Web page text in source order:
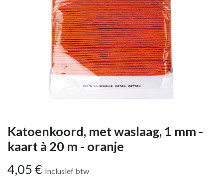
Katoenkoord, met waslaag, 1 mm -
kaart à 20 m - oranje
4,05 € Inclusief btw